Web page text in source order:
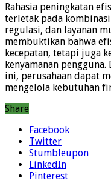
Rahasia peningkatan
terletak pada
regulasi, dan layanan
membuktikan bahwa
kecepatan, tetapi juga
kenyamanan
ini, perusahaan dapat
mengelola kebutuhan
Share
Facebook
Twitter
Stumbleupon
LinkedIn
Pinterest